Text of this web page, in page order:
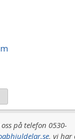
på telefon 0530-
, vi har